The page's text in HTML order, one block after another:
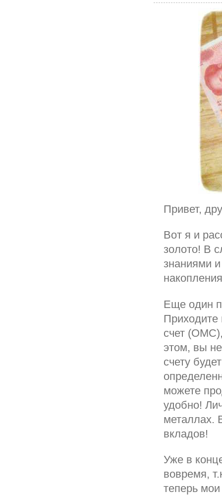
Привет,
Вот я и
золото! В
знаниями
Еще один
Приходите
счет
этом, вы
счету
можете
удобно!
металлах.
вкладов!
Уже в
вовремя,
теперь